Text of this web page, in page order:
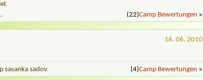
(22)Camp Bewertungen »
16. 06. 2010
sasanka sadov (4)Camp Bewertungen »